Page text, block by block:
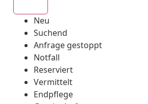
Neu
Suchend
Anfrage gestoppt
Notfall
Reserviert
Vermittelt
Endpflege